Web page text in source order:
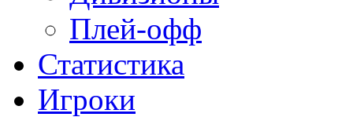
Плей-офф
Статистика
Игроки